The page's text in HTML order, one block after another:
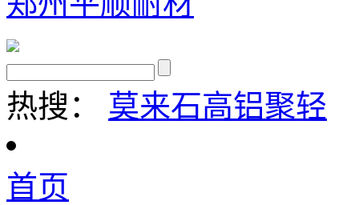
热搜： 莫来石高铝聚轻
首页